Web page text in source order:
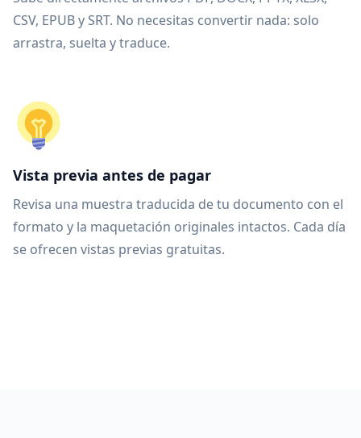
CSV, EPUB y SRT. No necesitas convertir nada: solo
arrastra, suelta y traduce.
Vista previa antes de pagar
Revisa una muestra traducida de tu documento con el
formato y la maquetación originales intactos. Cada día
se ofrecen vistas previas gratuitas.